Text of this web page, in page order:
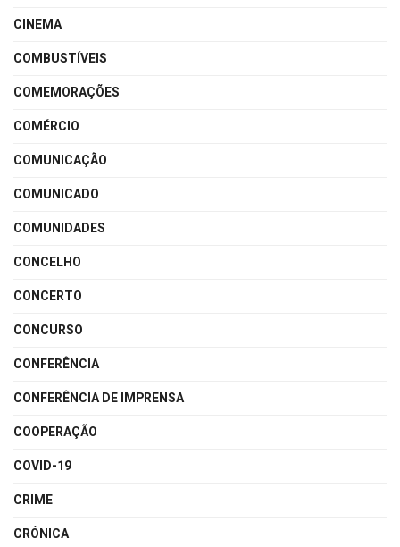
CINEMA
COMBUSTÍVEIS
COMEMORAÇÕES
COMÉRCIO
COMUNICAÇÃO
COMUNICADO
COMUNIDADES
CONCELHO
CONCERTO
CONCURSO
CONFERÊNCIA
CONFERÊNCIA DE IMPRENSA
COOPERAÇÃO
COVID-19
CRIME
CRÓNICA